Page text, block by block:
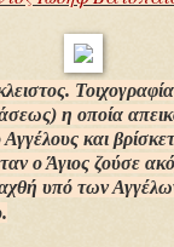
η οποία
και
ο Άγιος ζούσε
υπό των